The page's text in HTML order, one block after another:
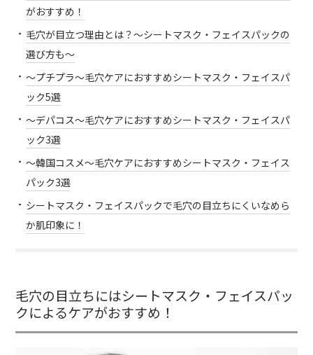
がおすすめ！
毛穴が目立つ理由とは？～シートマスク・フェイスパックの
選び方も～
～プチプラ～毛穴ケアにおすすめシートマスク・フェイスパ
ック5選
～デパコス～毛穴ケアにおすすめシートマスク・フェイスパ
ック3選
～韓国コスメ～毛穴ケアにおすすめシートマスク・フェイス
パック3選
シートマスク・フェイスパックで毛穴の目立ちにくいなめら
か肌印象に！
毛穴の目立ちにはシートマスク・フェイスパッ
クによるケアがおすすめ！